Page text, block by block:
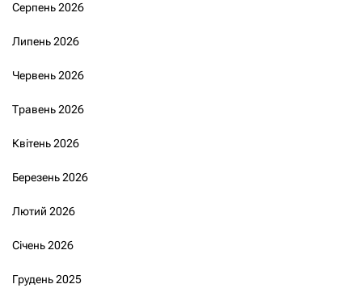
Серпень 2026
Липень 2026
Червень 2026
Травень 2026
Квітень 2026
Березень 2026
Лютий 2026
Січень 2026
Грудень 2025